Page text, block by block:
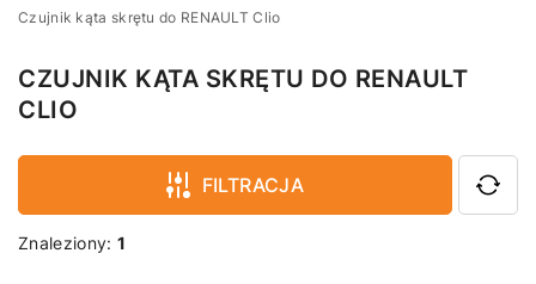
Czujnik kąta skrętu do RENAULT Clio
CZUJNIK KĄTA SKRĘTU DO RENAULT
CLIO
FILTRACJA
Znaleziony:1